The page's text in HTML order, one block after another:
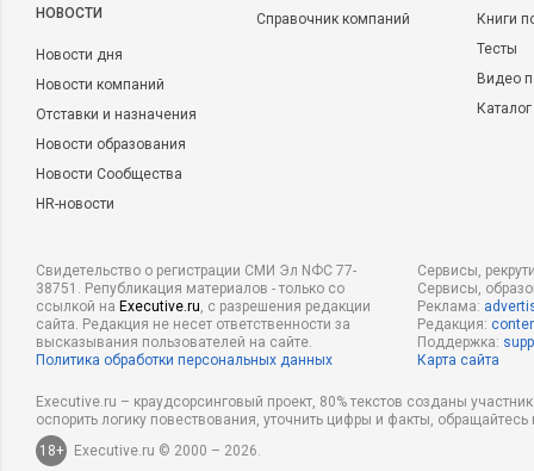
НОВОСТИ
Новости дня
Новости компаний
Отставки и назначения
Новости образования
Новости Сообщества
HR-новости
Справочник компаний
Книги
Тесты
Видео
Свидетельство о регистрации СМИ Эл NФС 77-
38751. Републикация материалов - только со
ссылкой на Executive.ru, с разрешения редакции
сайта. Редакция не несет ответственности за
высказывания пользователей на сайте.
Политика обработки персональных данных
Сервисы,
Сервисы,
Реклама:
Редакция:
Поддержка:
Карта сайта
Executive.ru – краудсорсинговый проект, 80% текстов созданы
оспорить логику повествования, уточнить цифры и факты,
18+
Executive.ru © 2000 – 2026.